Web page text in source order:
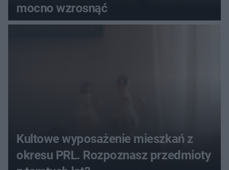
mocno wzrosnąć
Kultowe wyposażenie mieszkań z
okresu PRL. Rozpoznasz przedmioty